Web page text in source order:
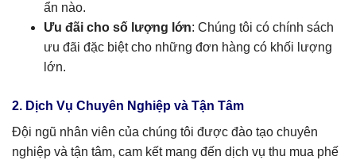
ẩn nào.
Ưu đãi cho số lượng lớn: Chúng tôi có chính sách
ưu đãi đặc biệt cho những đơn hàng có khối lượng
lớn.
2. Dịch Vụ Chuyên Nghiệp và Tận Tâm
Đội ngũ nhân viên của chúng tôi được đào tạo chuyên
nghiệp và tận tâm, cam kết mang đến dịch vụ thu mua phế